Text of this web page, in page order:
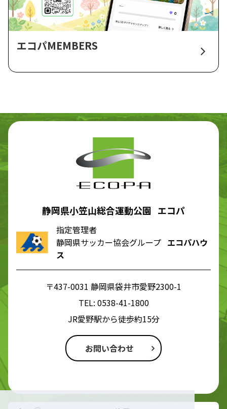
エコパMEMBERS
静岡県小笠山総合運動公園 エコパ
指定管理者
静岡県サッカー協会グループ エコパハウ
ス
〒437-0031 静岡県袋井市愛野2300-1
TEL: 0538-41-1800
JR愛野駅から徒歩約15分
お問い合わせ